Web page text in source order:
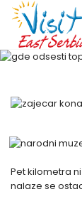
Pet kilometra
nalaze se